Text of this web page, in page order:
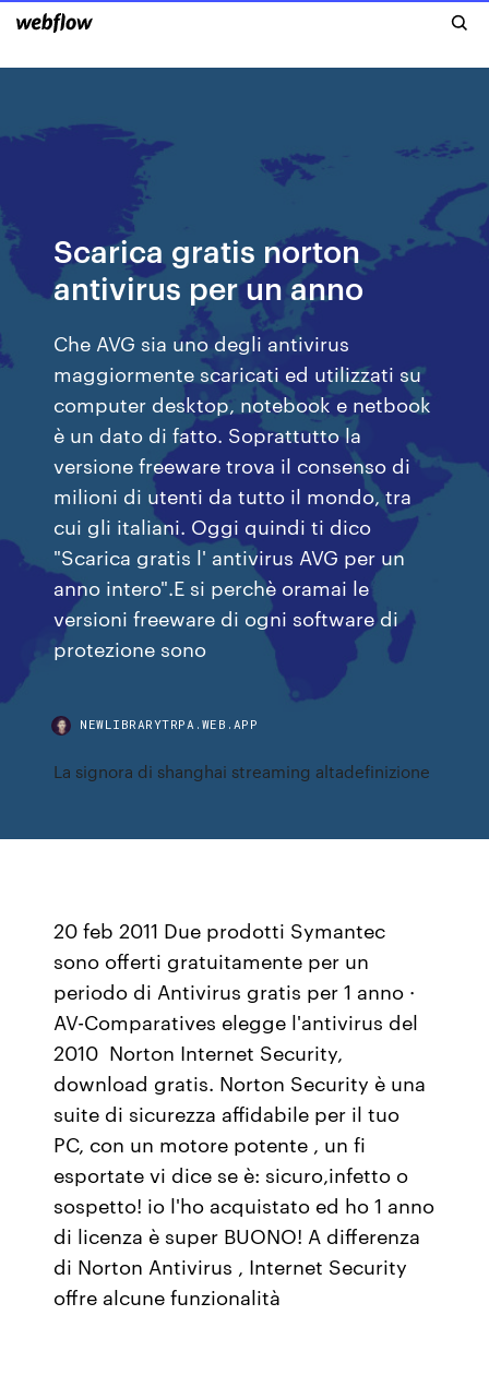
Scarica gratis norton
antivirus per un anno
Che AVG sia uno degli antivirus
maggiormente scaricati ed utilizzati su
computer desktop, notebook e netbook
è un dato di fatto. Soprattutto la
versione freeware trova il consenso di
milioni di utenti da tutto il mondo, tra
cui gli italiani. Oggi quindi ti dico
"Scarica gratis l' antivirus AVG per un
anno intero".E si perchè oramai le
versioni freeware di ogni software di
protezione sono
NEWLIBRARYTRPA.WEB.APP
La signora di shanghai streaming altadefinizione
20 feb 2011 Due prodotti Symantec
sono offerti gratuitamente per un
periodo di Antivirus gratis per 1 anno ·
AV-Comparatives elegge l'antivirus del
2010 Norton Internet Security,
download gratis. Norton Security è una
suite di sicurezza affidabile per il tuo
PC, con un motore potente , un fi
esportate vi dice se è: sicuro,infetto o
sospetto! io l'ho acquistato ed ho 1 anno
di licenza è super BUONO! A differenza
di Norton Antivirus , Internet Security
offre alcune funzionalità